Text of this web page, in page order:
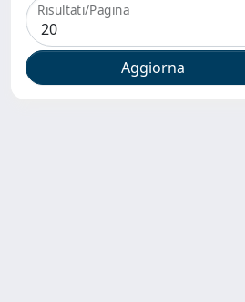
Risultati/Pagina